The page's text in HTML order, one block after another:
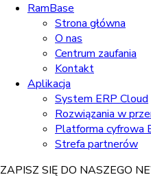
RamBase
Strona główna
O nas
Centrum zaufania
Kontakt
Aplikacja
System ERP Cloud
Rozwiązania w
Platforma cyfrowa
Strefa partnerów
ZAPISZ SIĘ DO NASZEGO